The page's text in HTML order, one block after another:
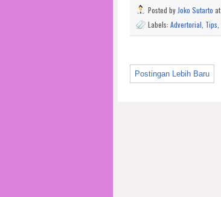
Posted by Joko Sutarto at
Labels: Advertorial Tips
Postingan Lebih Baru